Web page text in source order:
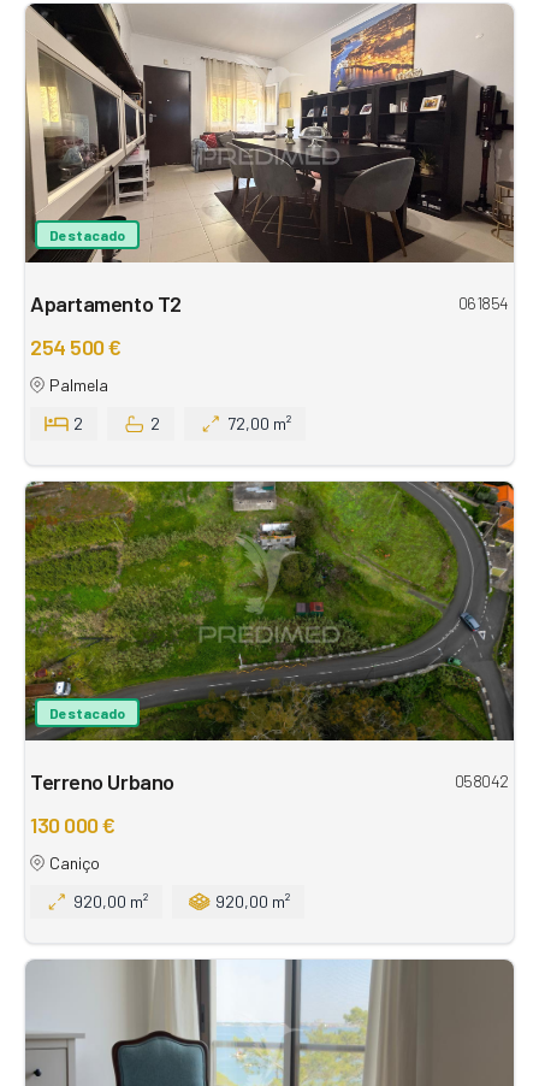
Destacado
Apartamento T2 061854
254 500 €
Palmela
2
2 72,00 m²
Destacado
Terreno Urbano 058042
130 000 €
Caniço
920,00 m²
920,00 m²